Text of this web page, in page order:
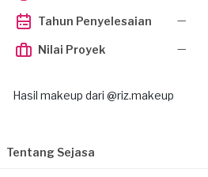
Tahun Penyelesaian —
Nilai Proyek —
Hasil makeup dari @riz.makeup
Tentang Sejasa